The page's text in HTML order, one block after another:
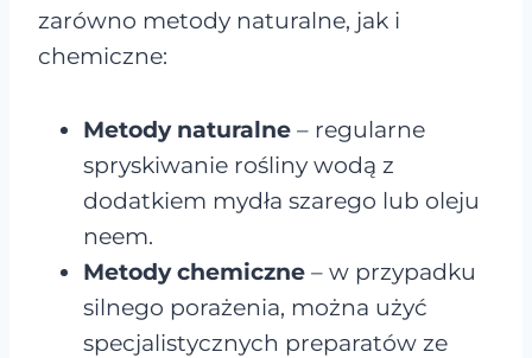
zarówno metody naturalne, jak i
chemiczne:
Metody naturalne – regularne
spryskiwanie rośliny wodą z
dodatkiem mydła szarego lub oleju
neem.
Metody chemiczne – w przypadku
silnego porażenia, można użyć
specjalistycznych preparatów ze